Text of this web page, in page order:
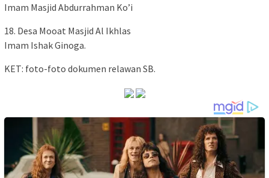
Imam Masjid Abdurrahman Ko’i
18. Desa Mooat Masjid Al Ikhlas
Imam Ishak Ginoga.
KET: foto-foto dokumen relawan SB.